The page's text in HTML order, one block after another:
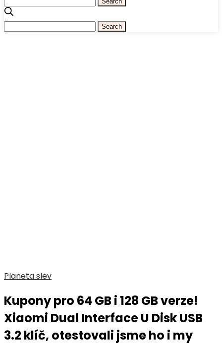
Planeta slev
Kupony pro 64 GB i 128 GB verze!
Xiaomi Dual Interface U Disk USB
3.2 klíč, otestovali jsme ho i my